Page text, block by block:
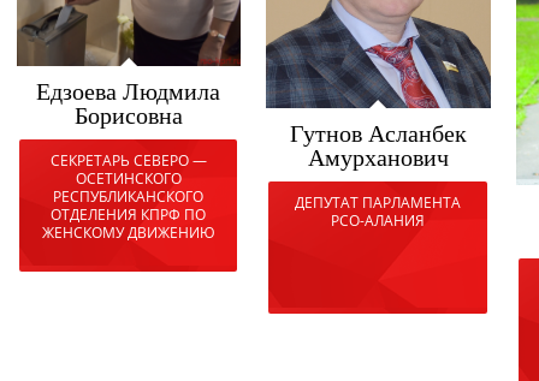
Едзоева Людмила
Борисовна
СЕКРЕТАРЬ СЕВЕРО —
ОСЕТИНСКОГО
РЕСПУБЛИКАНСКОГО
ОТДЕЛЕНИЯ КПРФ ПО
ЖЕНСКОМУ ДВИЖЕНИЮ
Гутнов Асланбек
Амурханович
ДЕПУТАТ ПАРЛАМЕНТА
РСО-АЛАНИЯ